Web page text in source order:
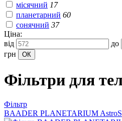
місячний 17
планетарний 60
сонячний 37
Ціна:
від
до
грн
Фільтри для
Фільтр
BAADER PLANETARIUM